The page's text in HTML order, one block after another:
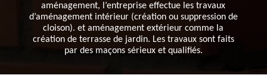
aménagement, l’entreprise effectue les travaux
d’aménagement intérieur (création ou suppression de
cloison). et aménagement extérieur comme la
création de terrasse de jardin. Les travaux sont faits
par des maçons sérieux et qualifiés.